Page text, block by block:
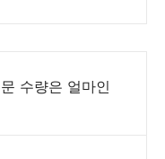
수량은 얼마인